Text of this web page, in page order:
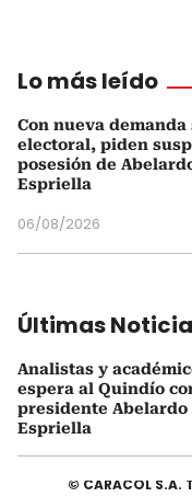
Lo más leído
Con nueva
electoral, piden
posesión de
Espriella
06/08/2026
Últimas
Analistas y
espera al Quindío
presidente Abelardo
Espriella
© CARACOL